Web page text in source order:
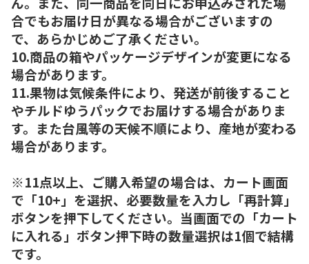
合でもお届け日が異なる場合がございますの
で、あらかじめご了承ください。
10.商品の箱やパッケージデザインが変更になる
場合があります。
11.果物は気候条件により、発送が前後すること
やチルドゆうパックでお届けする場合がありま
す。また台風等の天候不順により、産地が変わる
場合があります。
※11点以上、ご購入希望の場合は、カート画面
で「10+」を選択、必要数量を入力し「再計算」
ボタンを押下してください。当画面での「カート
に入れる」ボタン押下時の数量選択は1個で結構
です。